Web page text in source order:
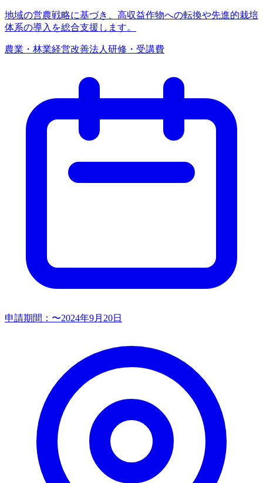
地域の営農戦略に基づき、高収益作物への転換や先進的栽培
体系の導入を総合支援します。
農業・林業経営改善法人 研修・受講費
申請期間： 〜2024年9月20日